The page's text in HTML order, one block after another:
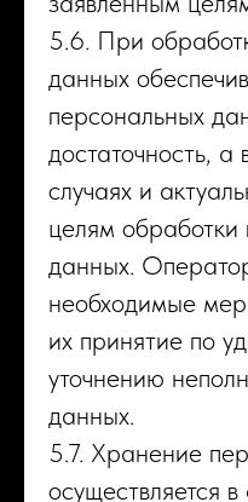
5.6. При
данных
персональных
достаточность,
случаях и
целям обработки
данных.
необходимые
их принятие по
уточнению
данных.
5.7. Хранение
осуществляется